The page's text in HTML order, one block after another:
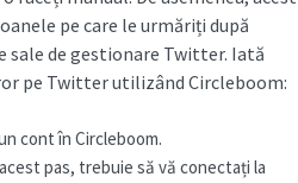
pe care le urmăriți după
de gestionare Twitter. Iată
pe Twitter utilizând Circleboom:
cont în Circleboom.
pas, trebuie să vă conectați la